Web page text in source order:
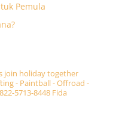
Pemula
join holiday together
- Paintball - Offroad -
5713-8448 Fida